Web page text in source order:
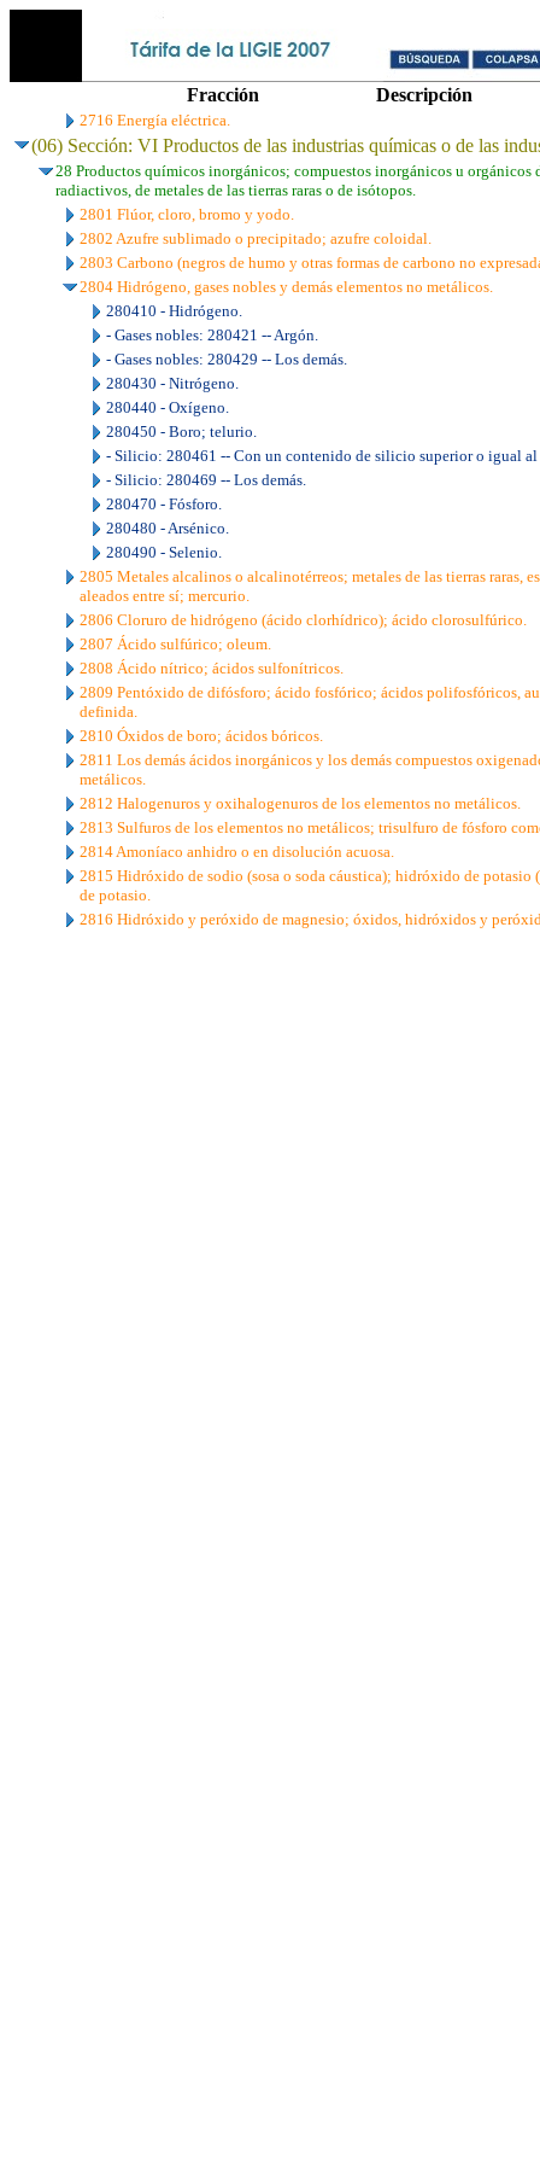
Fracción Descripción
2716 Energía eléctrica.
(06) Sección: VI Productos de las industrias químicas o de las
28 Productos químicos inorgánicos; compuestos inorgánicos u orgánicos
radiactivos, de metales de las tierras raras o de isótopos.
2801 Flúor, cloro, bromo y yodo.
2802 Azufre sublimado o precipitado; azufre coloidal.
2803 Carbono (negros de humo y otras formas de carbono no
2804 Hidrógeno, gases nobles y demás elementos no metálicos.
280410 - Hidrógeno.
- Gases nobles: 280421 -- Argón.
- Gases nobles: 280429 -- Los demás.
280430 - Nitrógeno.
280440 - Oxígeno.
280450 - Boro; telurio.
- Silicio: 280461 -- Con un contenido de silicio superior o igual al
- Silicio: 280469 -- Los demás.
280470 - Fósforo.
280480 - Arsénico.
280490 - Selenio.
2805 Metales alcalinos o alcalinotérreos; metales de las tierras raras,
aleados entre sí; mercurio.
2806 Cloruro de hidrógeno (ácido clorhídrico); ácido clorosulfúrico.
2807 Ácido sulfúrico; oleum.
2808 Ácido nítrico; ácidos sulfonítricos.
2809 Pentóxido de difósforo; ácido fosfórico; ácidos polifosfóricos,
definida.
2810 Óxidos de boro; ácidos bóricos.
2811 Los demás ácidos inorgánicos y los demás compuestos
metálicos.
2812 Halogenuros y oxihalogenuros de los elementos no metálicos.
2813 Sulfuros de los elementos no metálicos; trisulfuro de fósforo
2814 Amoníaco anhidro o en disolución acuosa.
2815 Hidróxido de sodio (sosa o soda cáustica); hidróxido de potasio
de potasio.
2816 Hidróxido y peróxido de magnesio; óxidos, hidróxidos y